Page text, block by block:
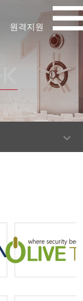
원격지원